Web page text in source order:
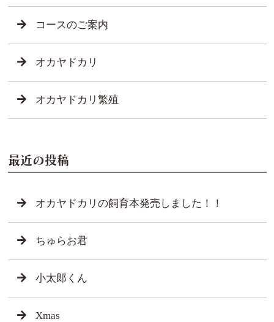
コースのご案内
オカヤドカリ
オカヤドカリ繁殖
最近の投稿
オカヤドカリの飼育本発売しました！！
ちゅらお君
小太郎くん
Xmas